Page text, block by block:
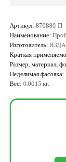
Артикул: 870880-П
Наименование:
Изготовитель: ЯЗДА
Краткая
Размер, материал,
Неделимая фасовка:
Вес: 0.0015 кг.